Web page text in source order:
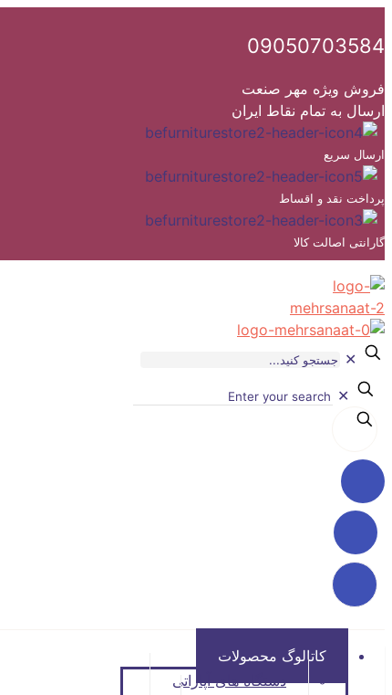
09050703584
فروش ویژه مهر صنعت
ارسال به تمام نقاط ایران
ارسال سریع
پرداخت نقد و اقساط
گارانتی اصالت کالا
✕
✕
کاتالوگ محصولات
دستگاه های آپاراتی